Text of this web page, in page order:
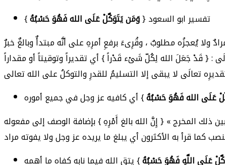
تفسير ابو السعود {وَمَن يَتَوَكَّلْ عَلَى الله فَهُوَ حَسْبُهُ}
ولا يُعجزُه مطلوبٌ ، وقُرِىءَ برفعِ أمرِهِ على أنَّه مبتدأٌ وبالغٌ خبرٌ
: { قَدْ جَعَلَ الله لِكُلّ شَىْء قَدْراً } أي تقديراً وتوقيتاً أو مقداراً
تعالَى لا يبقى إلا التسليمُ للقدرِ والتوكلُ
عَلَى الله فَهُوَ حَسْبُهُ
المخرج » { إِنَّ الله بالغ أَمْرِهِ } بإضافة الوصف إلى مفعوله
عَلَى اللَّهِ فَهُوَ حَسْبُهُ